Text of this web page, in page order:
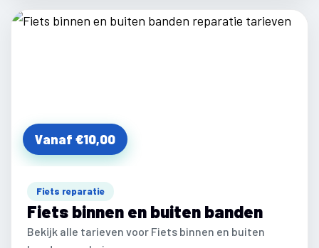
Vanaf €10,00
Fiets reparatie
Fiets binnen en buiten banden
Bekijk alle tarieven voor Fiets binnen en buiten